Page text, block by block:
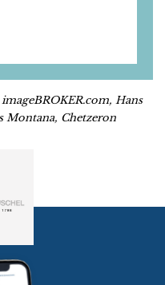
Hans
Montana, Chetzeron